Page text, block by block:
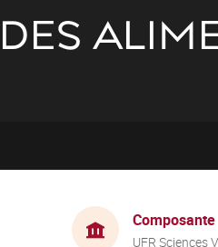
Composante
UFR Sciences